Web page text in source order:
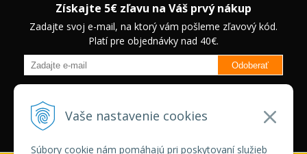
Vaše nastavenie cookies
Súbory cookie nám pomáhajú pri poskytovaní služieb
Získajte 5€ zľavu na Váš prvý nákup
Zadajte svoj e-mail, na ktorý vám pošleme zľavový kód.
Platí pre objednávky nad 40€.
Odoberať
zľavách na vybrané produkty.
Neplatí pre Veľkoobchodných
zákazníkov.